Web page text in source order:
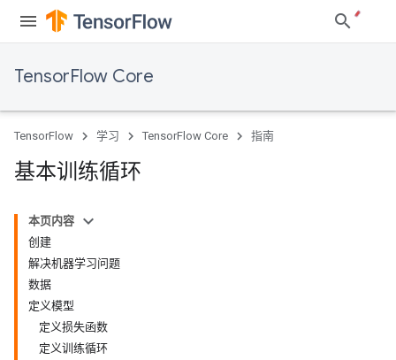
TensorFlow Core
TensorFlow 学习 TensorFlow Core 指南
基本训练循环
本页内容
创建
解决机器学习问题
数据
定义模型
定义损失函数
定义训练循环